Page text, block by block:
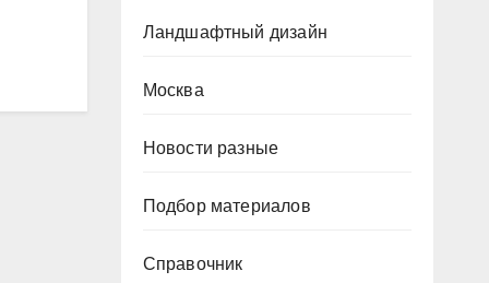
Ландшафтный дизайн
Москва
Новости разные
Подбор материалов
Справочник